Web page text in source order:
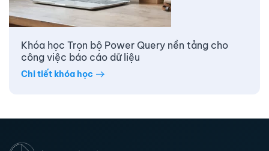
Khóa học Trọn bộ Power Query nền tảng cho
công việc báo cáo dữ liệu
Chi tiết khóa học